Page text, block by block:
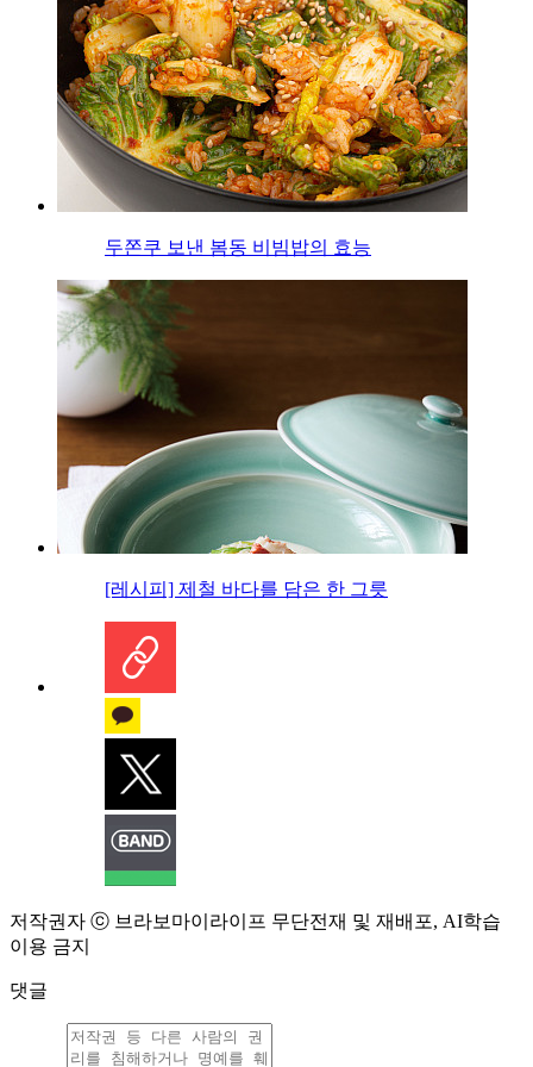
두쫀쿠 보낸 봄동 비빔밥의 효능
[레시피] 제철 바다를 담은 한 그릇
저작권자 ⓒ 브라보마이라이프 무단전재 및 재배포, AI학습
이용 금지
댓글